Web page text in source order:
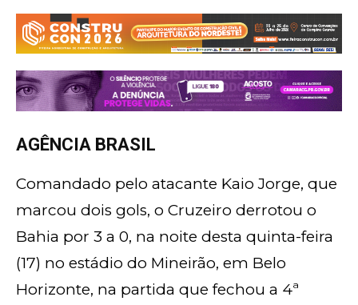
AGÊNCIA BRASIL
Comandado pelo atacante Kaio Jorge, que
marcou dois gols, o Cruzeiro derrotou o
Bahia por 3 a 0, na noite desta quinta-feira
(17) no estádio do Mineirão, em Belo
Horizonte, na partida que fechou a 4ª